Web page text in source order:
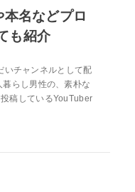
名などプロ
も紹介
いチャンネルとして配
らし男性の、素朴な
稿しているYouTuber